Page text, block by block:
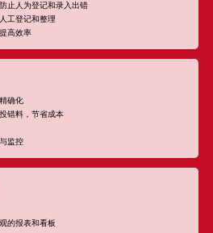
止人为登记和录入出错
工登记和整理
高效率
确化
错料，节省成本
监控
的报表和看板